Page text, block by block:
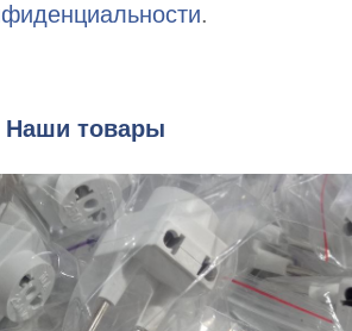
.
Наши товары